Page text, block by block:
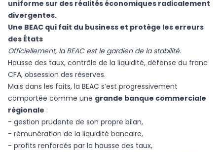
uniforme sur des réalités économiques radicalement
divergentes.
Une BEAC qui fait du business et protège les erreurs
des États
Officiellement, la BEAC est le gardien de la stabilité.
Hausse des taux, contrôle de la liquidité, défense du franc
CFA, obsession des réserves.
Mais dans les faits, la BEAC s’est progressivement
comportée comme une grande banque commerciale
régionale :
- gestion prudente de son propre bilan,
- rémunération de la liquidité bancaire,
- profits renforcés par la hausse des taux,